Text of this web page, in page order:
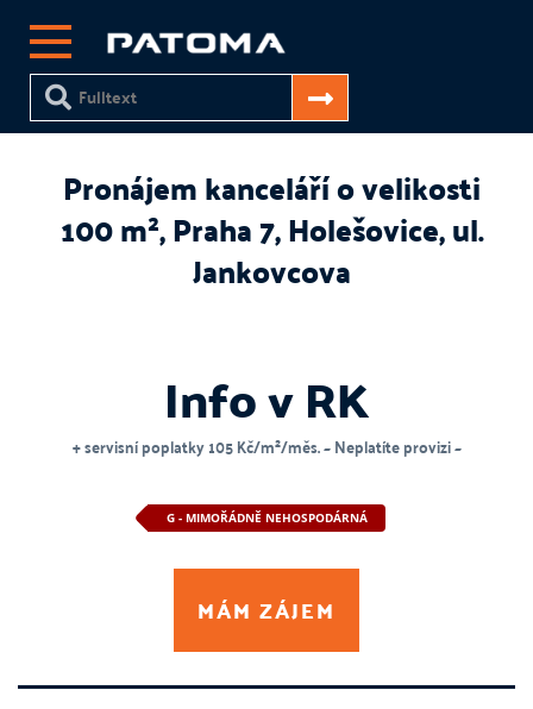
Pronájem kanceláří o velikosti
100 m², Praha 7, Holešovice, ul.
Jankovcova
Info v RK
+ servisní poplatky 105 Kč/m²/měs. ~ Neplatíte provizi ~
G - MIMOŘÁDNĚ NEHOSPODÁRNÁ
MÁM ZÁJEM